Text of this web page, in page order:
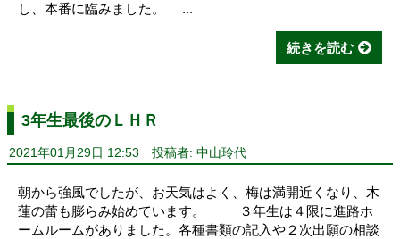
し、本番に臨みました。 ...
続きを読む
3年生最後のＬＨＲ
2021年01月29日 12:53 投稿者: 中山玲代
朝から強風でしたが、お天気はよく、梅は満開近くなり、木
蓮の蕾も膨らみ始めています。 ３年生は４限に進路ホ
ームルームがありました。各種書類の記入や２次出願の相談